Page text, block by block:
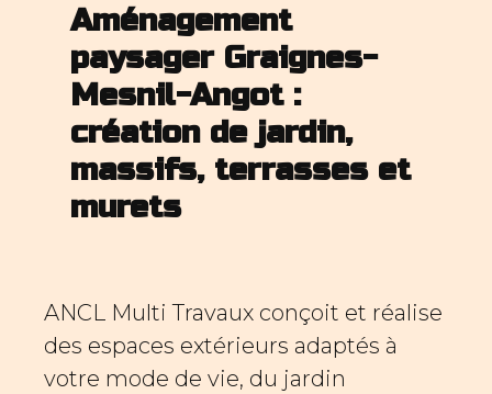
Aménagement
paysager Graignes-
Mesnil-Angot :
création de jardin,
massifs, terrasses et
murets
ANCL Multi Travaux conçoit et réalise
des espaces extérieurs adaptés à
votre mode de vie, du jardin